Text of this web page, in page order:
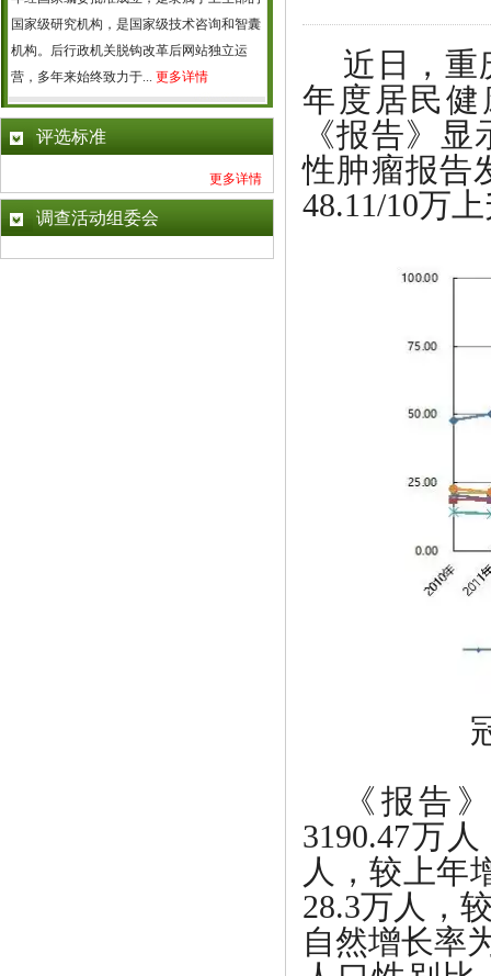
国家级研究机构，是国家级技术咨询和智囊
机构。后行政机关脱钩改革后网站独立运
营，多年来始终致力于... 更多详情
评选标准
更多详情
调查活动组委会
近日，重
年度居民
《报告》
性肿瘤报告
48.11/10万
《报告
3190.47万
人，较上年
28.3万人，
自然增长率